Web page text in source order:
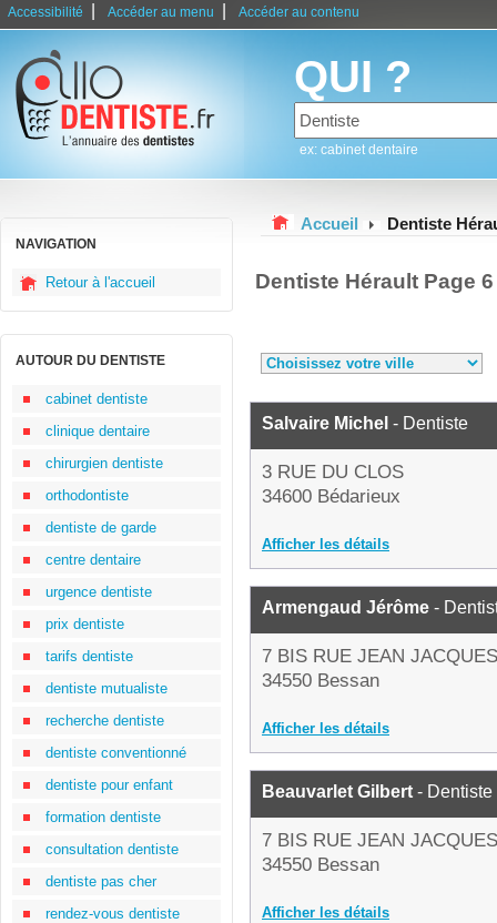
Accessibilité Accéder au menu Accéder au contenu
QUI ?
ex: cabinet dentaire
NAVIGATION
Retour à l'accueil
AUTOUR DU DENTISTE
cabinet dentiste
clinique dentaire
chirurgien dentiste
orthodontiste
dentiste de garde
centre dentaire
urgence dentiste
prix dentiste
tarifs dentiste
dentiste mutualiste
recherche dentiste
dentiste conventionné
dentiste pour enfant
formation dentiste
consultation dentiste
dentiste pas cher
rendez-vous dentiste
Accueil Dentiste
Dentiste Hérault Page 6
Salvaire Michel - Dentiste
3 RUE DU CLOS
34600 Bédarieux
Afficher les détails
Armengaud Jérôme -
7 BIS RUE JEAN
34550 Bessan
Afficher les détails
Beauvarlet Gilbert - Dentiste
7 BIS RUE JEAN
34550 Bessan
Afficher les détails